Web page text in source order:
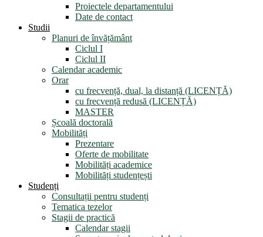
Proiectele departamentului
Date de contact
Studii
Planuri de învățământ
Ciclul I
Ciclul II
Calendar academic
Orar
cu frecvență, dual, la distanță (LICENȚĂ)
cu frecvență redusă (LICENȚĂ)
MASTER
Școală doctorală
Mobilități
Prezentare
Oferte de mobilitate
Mobilități academice
Mobilități studențești
Studenți
Consultații pentru studenți
Tematica tezelor
Stagii de practică
Calendar stagii